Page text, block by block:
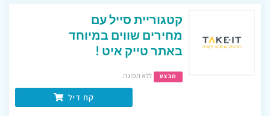
קטגוריית סייל עם
מחירים שווים במיוחד
באתר טייק איט !
מבצע ללא תפוגה
קח דיל